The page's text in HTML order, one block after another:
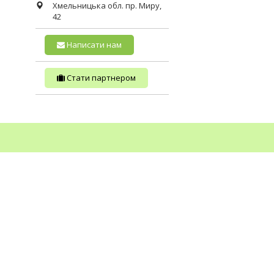
Хмельницька обл. пр. Миру,
42
Написати нам
Стати партнером